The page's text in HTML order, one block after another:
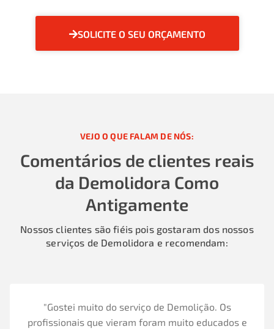
SOLICITE O SEU ORÇAMENTO
VEJO O QUE FALAM DE NÓS:
Comentários de clientes reais
da Demolidora Como
Antigamente
Nossos clientes são fiéis pois gostaram dos nossos
serviços de Demolidora e recomendam:
"Gostei muito do serviço de Demolição. Os
profissionais que vieram foram muito educados e